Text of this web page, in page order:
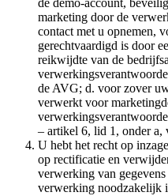
de demo-account,
marketing door de
contact met u opnemen,
gerechtvaardigd is door
reikwijdte van de
de AVG; d. voor zover
verwerkt voor
– artikel 6, lid 1, onder a,
U hebt het recht op
op rectificatie en
verwerking van
verwerking noodzakelijk